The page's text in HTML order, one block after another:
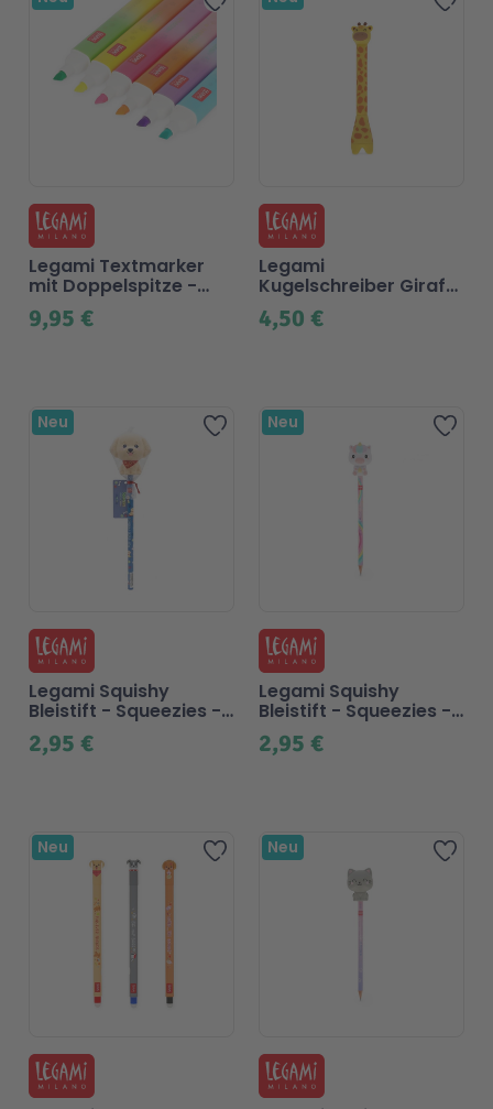
9,95 €
Legami Textmarker
mit Doppelspitze -
MEOW, Kitty, 6er Set 4,50 €
Legami
Kugelschreiber Giraffe
mit Standfuß, blau
Zur Wunschliste hinzufügen
Neu
2,95 €
Legami Squishy
Bleistift - Squeezies -
Golden
Zur
Neu
2,95 €
Legami Squishy
Bleistift - Squeezies -
Einhorn
Zur Wunschliste hinzufügen
Neu Zur
Neu